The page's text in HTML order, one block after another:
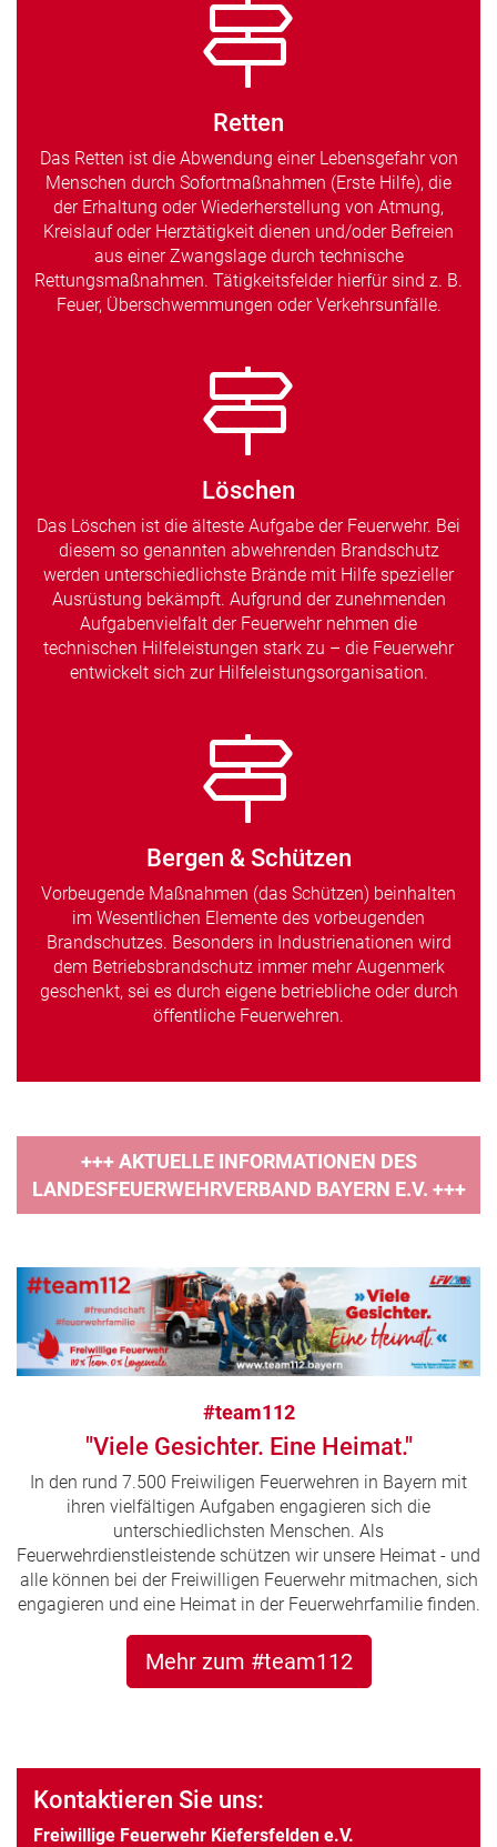
Retten
Das Retten ist die Abwendung einer Lebensgefahr von
Menschen durch Sofortmaßnahmen (Erste Hilfe), die
der Erhaltung oder Wiederherstellung von Atmung,
Kreislauf oder Herztätigkeit dienen und/oder Befreien
aus einer Zwangslage durch technische
Rettungsmaßnahmen. Tätigkeitsfelder hierfür sind z. B.
Feuer, Überschwemmungen oder Verkehrsunfälle.
Löschen
Das Löschen ist die älteste Aufgabe der Feuerwehr. Bei
diesem so genannten abwehrenden Brandschutz
werden unterschiedlichste Brände mit Hilfe spezieller
Ausrüstung bekämpft. Aufgrund der zunehmenden
Aufgabenvielfalt der Feuerwehr nehmen die
technischen Hilfeleistungen stark zu – die Feuerwehr
entwickelt sich zur Hilfeleistungsorganisation.
Bergen & Schützen
Vorbeugende Maßnahmen (das Schützen) beinhalten
im Wesentlichen Elemente des vorbeugenden
Brandschutzes. Besonders in Industrienationen wird
dem Betriebsbrandschutz immer mehr Augenmerk
geschenkt, sei es durch eigene betriebliche oder durch
öffentliche Feuerwehren.
+++ AKTUELLE INFORMATIONEN DES
LANDESFEUERWEHRVERBAND BAYERN E.V. +++
#team112
"Viele Gesichter. Eine Heimat."
In den rund 7.500 Freiwiligen Feuerwehren in Bayern mit
ihren vielfältigen Aufgaben engagieren sich die
unterschiedlichsten Menschen. Als
Feuerwehrdienstleistende schützen wir unsere Heimat - und
alle können bei der Freiwilligen Feuerwehr mitmachen, sich
engagieren und eine Heimat in der Feuerwehrfamilie finden.
Mehr zum #team112
Kontaktieren Sie uns:
Freiwillige Feuerwehr Kiefersfelden e.V.